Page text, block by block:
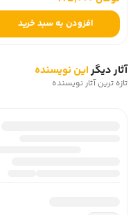
افزودن به سبد خرید
آثار دیگراین نویسنده
تازه ترین آثار نویسنده